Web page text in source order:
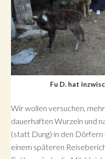
Fu D. hat
Wir wollen versuchen,
dauerhaften Wurzeln und
(statt Dung) in den Dörfern
einem späteren